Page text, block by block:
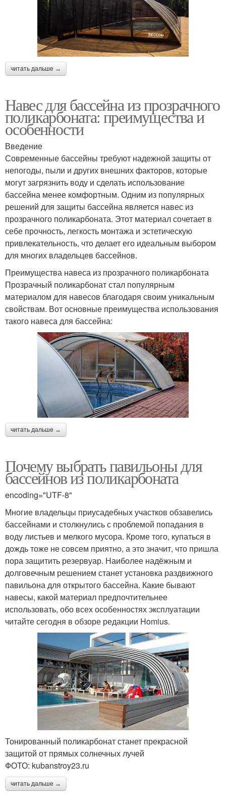
читать дальше →
Навес для бассейна из прозрачного
поликарбоната: преимущества и
особенности
Введение
Современные бассейны требуют надежной защиты от
непогоды, пыли и других внешних факторов, которые
могут загрязнить воду и сделать использование
бассейна менее комфортным. Одним из популярных
решений для защиты бассейна является навес из
прозрачного поликарбоната. Этот материал сочетает в
себе прочность, легкость монтажа и эстетическую
привлекательность, что делает его идеальным выбором
для многих владельцев бассейнов.
Преимущества навеса из прозрачного поликарбоната
Прозрачный поликарбонат стал популярным
материалом для навесов благодаря своим уникальным
свойствам. Вот основные преимущества использования
такого навеса для бассейна:
читать дальше →
Почему выбрать павильоны для
бассейнов из поликарбоната
encoding="UTF-8"
Многие владельцы приусадебных участков обзавелись
бассейнами и столкнулись с проблемой попадания в
воду листьев и мелкого мусора. Кроме того, купаться в
дождь тоже не совсем приятно, а это значит, что пришла
пора защитить резервуар. Наиболее надёжным и
долговечным решением станет установка раздвижного
павильона для открытого бассейна. Какие бывают
навесы, какой материал предпочтительнее
использовать, обо всех особенностях эксплуатации
читайте сегодня в обзоре редакции Homius.
Тонированный поликарбонат станет прекрасной
защитой от прямых солнечных лучей
ФОТО: kubanstroy23.ru
читать дальше →